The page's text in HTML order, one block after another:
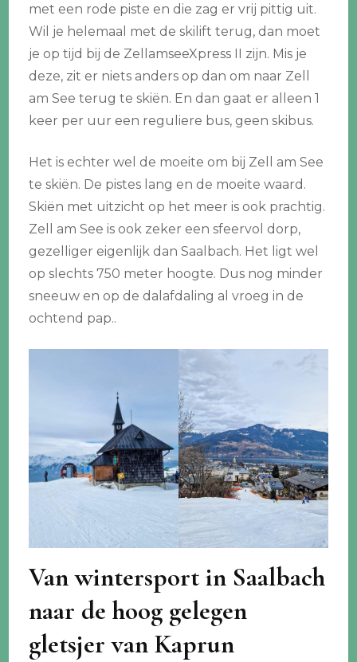
met een rode piste en die zag er vrij pittig uit.
Wil je helemaal met de skilift terug, dan moet
je op tijd bij de ZellamseeXpress II zijn. Mis je
deze, zit er niets anders op dan om naar Zell
am See terug te skiën. En dan gaat er alleen 1
keer per uur een reguliere bus, geen skibus.
Het is echter wel de moeite om bij Zell am See
te skiën. De pistes lang en de moeite waard.
Skiën met uitzicht op het meer is ook prachtig.
Zell am See is ook zeker een sfeervol dorp,
gezelliger eigenlijk dan Saalbach. Het ligt wel
op slechts 750 meter hoogte. Dus nog minder
sneeuw en op de dalafdaling al vroeg in de
ochtend pap..
Van wintersport in Saalbach
naar de hoog gelegen
gletsjer van Kaprun